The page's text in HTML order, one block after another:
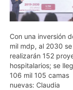
Con una inversión
mil mdp, al 2030 se
realizarán 152
hospitalarios; se
106 mil 105 camas
nuevas: Claudia